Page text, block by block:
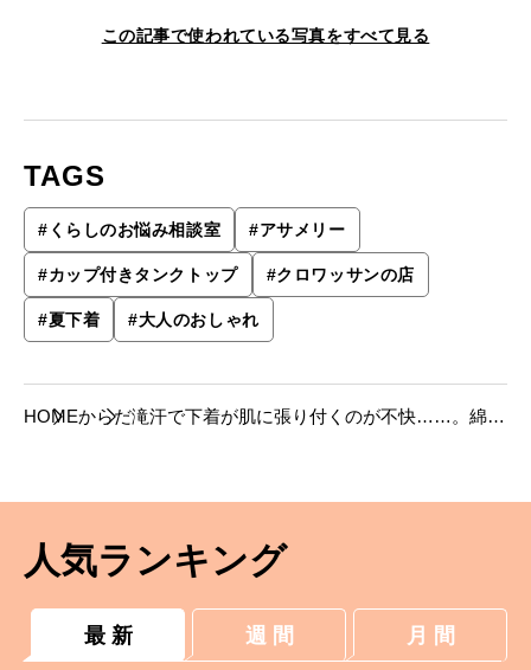
この記事で使われている写真をすべて見る
TAGS
# くらしのお悩み相談室 #アサメリー
#カップ付きタンクトップ #クロワッサンの店
#夏下着 #大人のおしゃれ
HOMEからだ滝汗で下着が肌に張り付くのが不快……。綿
悩み相談室】
人気ランキング
最 新 週 間 月 間